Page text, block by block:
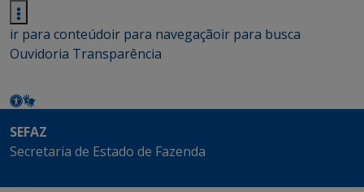
ir para conteúdoir para navegaçãoir para busca
Ouvidoria Transparência
SEFAZ
Secretaria de Estado de Fazenda